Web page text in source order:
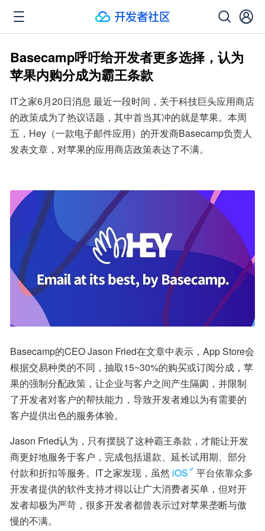
Basecamp呼吁给开发者更多选择，认为
苹果内购分成为霸王条款
IT之家6月20日消息 最近一段时间，关于科技巨头应用商店
的政策成为了热议话题，其中首当其冲的就是苹果。本周
五，Hey（一款电子邮件应用）的开发商Basecamp负责人
发表文章，对苹果的应用商店政策表达了不满。
Basecamp的CEO Jason Fried在文章中表示，App Store会
根据交易种类的不同，抽取15~30%的购买或订阅分成，苹
果的强制分配政策，让企业与客户之间产生隔阂，并限制
了开发者对客户的帮扶能力，导致开发者难以为有需要的
客户提供出色的服务体验。
Jason Fried认为，只有摆脱了这种霸王条款，才能让开发
商更好地服务于客户，完成包括退款、延长试用期、部分
付款和折扣等服务。IT之家发现，虽然 iOS
平台依靠众多
开发者提供的软件支持才得以让广大消费者买单，但对开
发者却极为严苛，很多开发者都曾表示过对苹果垄断与傲
慢的不满。